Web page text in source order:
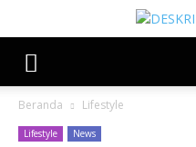
Beranda Lifestyle
Lifestyle News